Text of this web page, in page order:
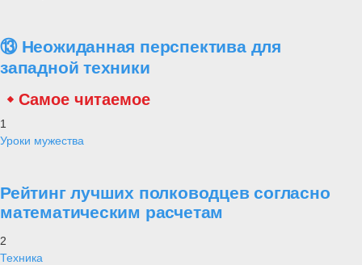
⑬ Неожиданная перспектива для
западной техники
Самое читаемое
1
Уроки мужества
Рейтинг лучших полководцев согласно
математическим расчетам
2
Техника